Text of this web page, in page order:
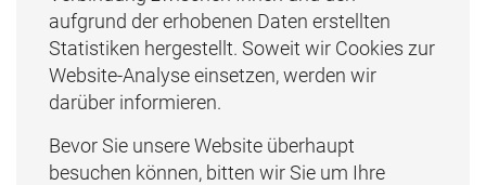
aufgrund der erhobenen Daten erstellten
Statistiken hergestellt. Soweit wir Cookies zur
Website-Analyse einsetzen, werden wir
darüber informieren.
Bevor Sie unsere Website überhaupt
besuchen können, bitten wir Sie um Ihre